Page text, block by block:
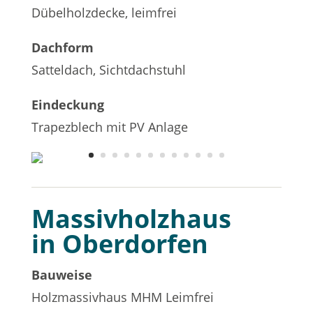
Dübelholzdecke, leimfrei
Dachform
Satteldach, Sichtdachstuhl
Eindeckung
Trapezblech mit PV Anlage
Massivholzhaus
in Oberdorfen
Bauweise
Holzmassivhaus MHM Leimfrei